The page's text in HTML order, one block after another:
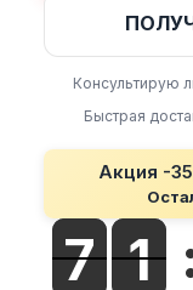
Консультирую
Быстрая
Акция -